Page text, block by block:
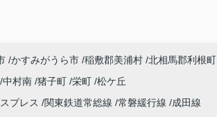
かすみがうら市 稲敷郡美浦村 北相馬郡利根町
中村南 猪子町 栄町 松ケ丘
プレス 関東鉄道常総線 常磐緩行線
成田線